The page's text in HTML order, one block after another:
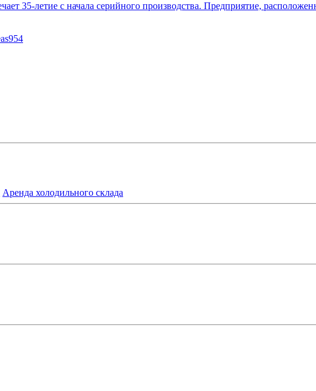
35-летие с начала серийного производства. Предприятие,
Аренда холодильного склада